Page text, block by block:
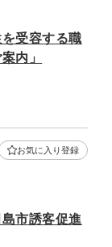
受容する職
内」
お気に入り登録
市誘客促進